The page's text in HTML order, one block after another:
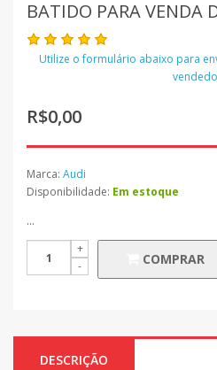
BATIDO PARA VENDA
Utilize o formulário abaixo para
R$0,00
Marca: Audi
Disponibilidade: Em estoque
...
COMPRAR
DESCRIÇÃO